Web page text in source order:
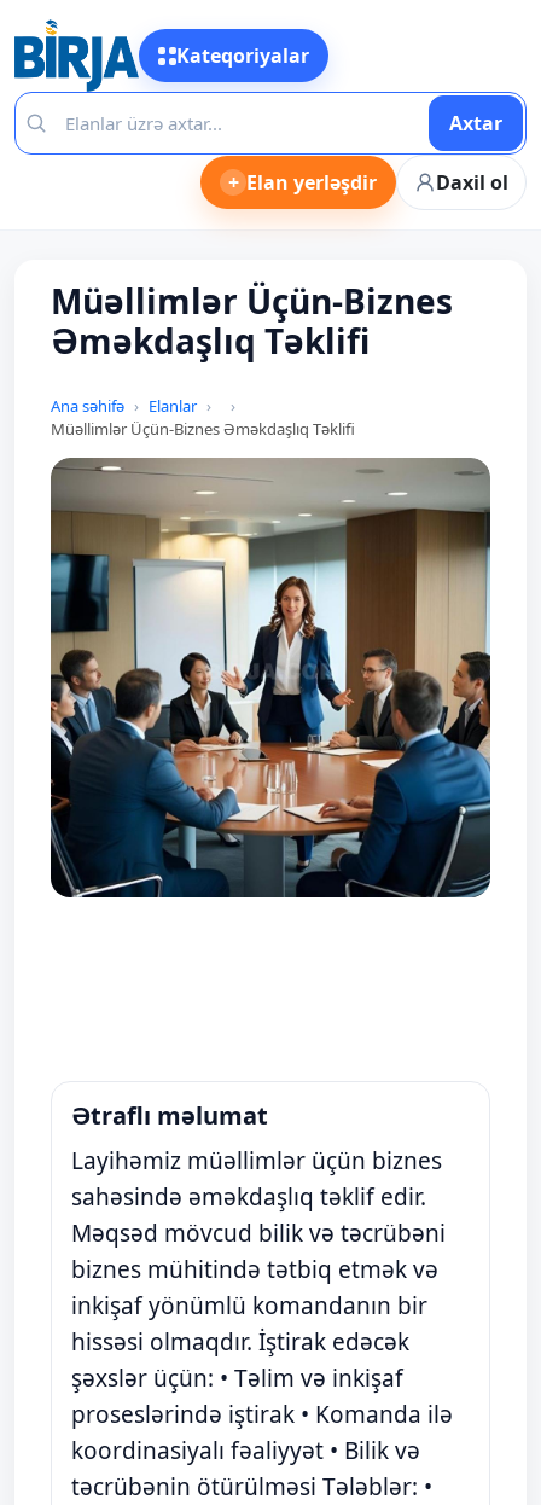
Kateqoriyalar
Axtar
+ Elan yerləşdir Daxil ol
Müəllimlər Üçün-Biznes
Əməkdaşlıq Təklifi
Ana səhifə
Elanlar
Müəllimlər Üçün-Biznes Əməkdaşlıq Təklifi
Ətraflı məlumat
Layihəmiz müəllimlər üçün biznes
sahəsində əməkdaşlıq təklif edir.
Məqsəd mövcud bilik və təcrübəni
biznes mühitində tətbiq etmək və
inkişaf yönümlü komandanın bir
hissəsi olmaqdır. İştirak edəcək
şəxslər üçün: • Təlim və inkişaf
proseslərində iştirak • Komanda ilə
koordinasiyalı fəaliyyət • Bilik və
təcrübənin ötürülməsi Tələblər: •